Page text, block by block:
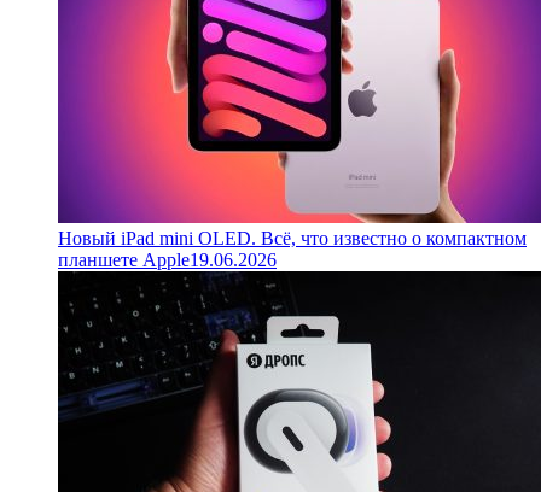
Новый iPad mini OLED. Всё, что известно о компактном
планшете Apple19.06.2026